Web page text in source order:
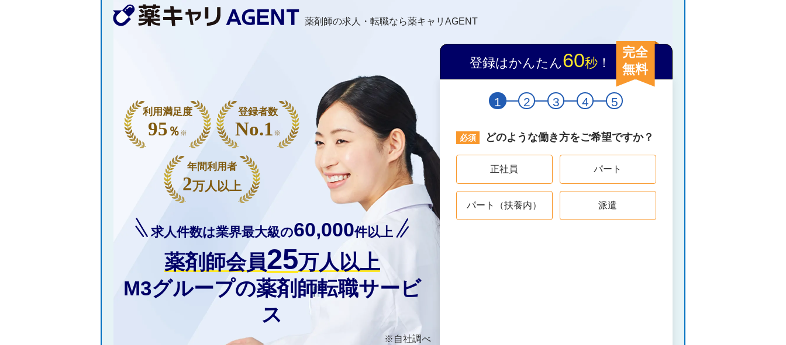
薬剤師の求人・転職なら薬キャリAGENT
求人件数は業界最大級の60,000件以上
薬剤師会員25万人以上
M3グループの薬剤師転職サービ
ス
※自社調べ
利用満足度
95 ％ ※
登録者数
No.1 ※
年間利用者
2万人以上
登録はかんたん60秒！
完全
無料
1 2 3 4 5
どのような働き方をご希望ですか？
正社員 パート
パート（扶養内） 派遣